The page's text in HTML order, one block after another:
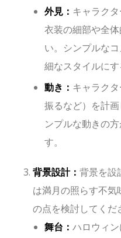
外見： キャラク
衣装の細部や全
い。シンプルな
細なスタイルにす
動き： キャラク
振るなど）を計
ンプルな動きの
す。
背景設計：背景を設
は満月の照らす不
の点を検討してくだ
舞台：ハロウィ